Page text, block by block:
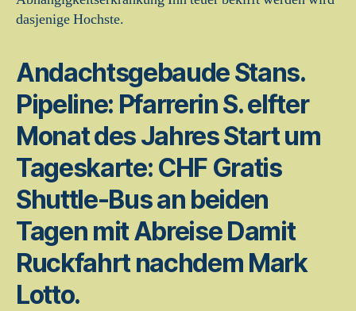
dasjenige Hochste.
Andachtsgebaude Stans.
Pipeline: Pfarrerin S. elfter
Monat des Jahres Start um
Tageskarte: CHF Gratis
Shuttle-Bus an beiden
Tagen mit Abreise Damit
Ruckfahrt nachdem Mark
Lotto.